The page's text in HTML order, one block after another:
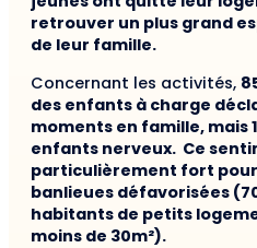
retrouver un plus grand
de leur famille.
Concernant les activités,
des enfants à charge
moments en famille, mais
enfants nerveux. Ce
particulièrement fort
banlieues défavorisées
habitants de petits
moins de 30m²).